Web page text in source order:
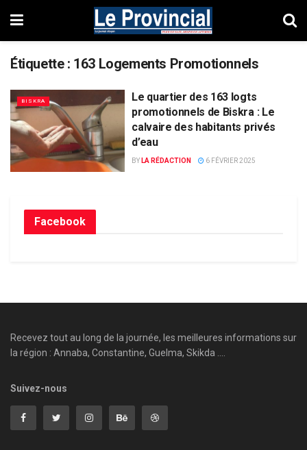
Étiquette : 163 Logements Promotionnels
BISKRA
Le quartier des 163 logts
promotionnels de Biskra : Le
calvaire des habitants privés
d’eau
BY LA RÉDACTION 6 FÉVRIER 2025
Facebook
Recevez tout au long de la journée, les meilleures informations sur
la région : Annaba, Constantine, Guelma, Skikda ....
Suivez-nous